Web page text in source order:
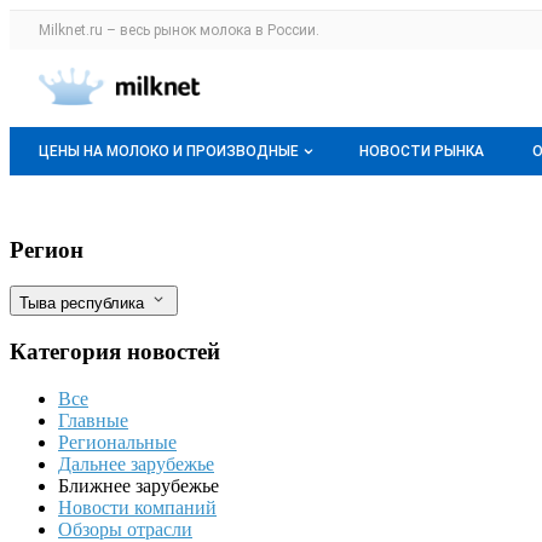
Раздел навигации по сайту milknet.ru
Milknet.ru – весь рынок молока в России.
Авторизация и меню пользователя
Навигация по разделам сайта milknet.ru
ЦЕНЫ НА МОЛОКО И ПРОИЗВОДНЫЕ
О мониторингах
Актуальные мониторинги
Динамика цен
Отзывы
НОВОСТИ РЫНКА
Казахстан: Молочные реки потекли в
Фильтры
Регион
Тыва республика
Категория новостей
Все
Главные
Региональные
Дальнее зарубежье
Ближнее зарубежье
Новости компаний
Обзоры отрасли